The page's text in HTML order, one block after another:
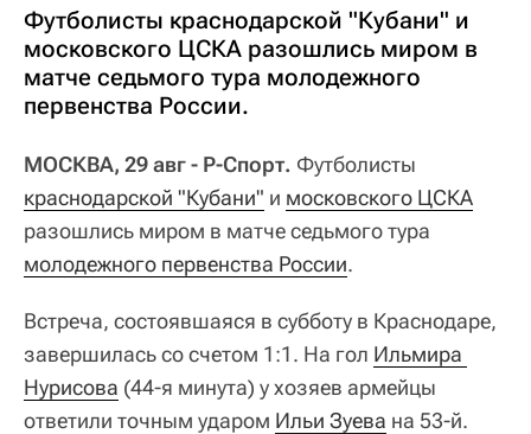
Футболисты краснодарской "Кубани" и
московского ЦСКА разошлись миром в
матче седьмого тура молодежного
первенства России.
МОСКВА, 29 авг - Р-Спорт. Футболисты
краснодарской "Кубани" и московского ЦСКА
разошлись миром в матче седьмого тура
молодежного первенства России.
Встреча, состоявшаяся в субботу в Краснодаре,
завершилась со счетом 1:1. На гол Ильмира
Нурисова (44-я минута) у хозяев армейцы
ответили точным ударом Ильи Зуева на 53-й.